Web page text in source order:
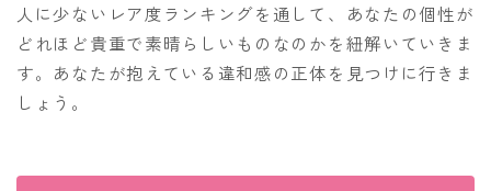
人に少ないレア度ランキングを通して、あなたの個性が
どれほど貴重で素晴らしいものなのかを紐解いていきま
す。あなたが抱えている違和感の正体を見つけに行きま
しょう。